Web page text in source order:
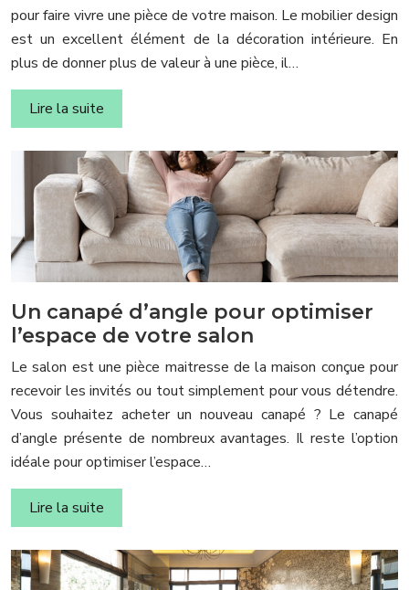
pour faire vivre une pièce de votre maison. Le mobilier design
est un excellent élément de la décoration intérieure. En
plus de donner plus de valeur à une pièce, il…
Lire la suite
Un canapé d’angle pour optimiser
l’espace de votre salon
Le salon est une pièce maitresse de la maison conçue pour
recevoir les invités ou tout simplement pour vous détendre.
Vous souhaitez acheter un nouveau canapé ? Le canapé
d’angle présente de nombreux avantages. Il reste l’option
idéale pour optimiser l’espace…
Lire la suite